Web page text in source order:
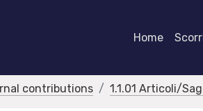
Home
contributions 1.1.01 Articoli/